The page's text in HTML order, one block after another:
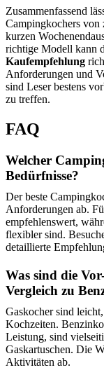
Zusammenfassend
Campingkochers von
kurzen
richtige Modell kann
Kaufempfehlung
Anforderungen und
sind Leser bestens
zu treffen.
FAQ
Welcher
Bedürfnisse?
Der beste
Anforderungen ab.
empfehlenswert,
flexibler sind.
detaillierte
Was sind die
Vergleich zu
Gaskocher sind
Kochzeiten.
Leistung, sind
Gaskartuschen. Die
Aktivitäten ab.